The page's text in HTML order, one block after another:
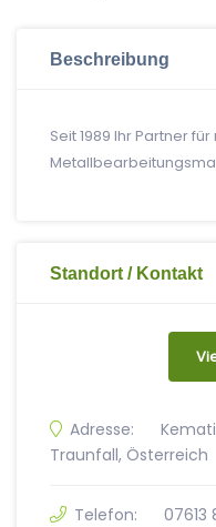
Beschreibung
Seit 1989 Ihr Partner
Standort / Kontakt
Adresse:
Traunfall, Österreich
Telefon: 07613